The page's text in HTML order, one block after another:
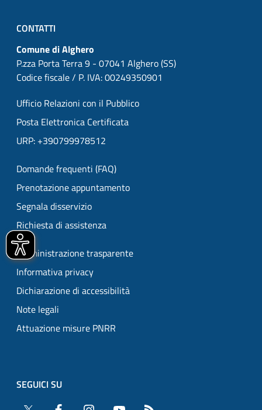
CONTATTI
Comune di Alghero
P.zza Porta Terra 9 - 07041 Alghero (SS)
Codice fiscale / P. IVA: 00249350901
Ufficio Relazioni con il Pubblico
Posta Elettronica Certificata
URP: +390799978512
Domande frequenti (FAQ)
Prenotazione appuntamento
Segnala disservizio
Richiesta di assistenza
Amministrazione trasparente
Informativa privacy
Dichiarazione di accessibilità
Note legali
Attuazione misure PNRR
SEGUICI SU